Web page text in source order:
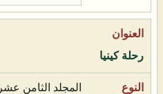
رحلة كينيا
المجلد الثامن عشر